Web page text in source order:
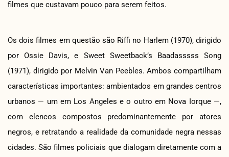
filmes que custavam pouco para serem feitos.
Os dois filmes em questão são Riffi no Harlem (1970), dirigido
por Ossie Davis, e Sweet Sweetback’s Baadasssss Song
(1971), dirigido por Melvin Van Peebles. Ambos compartilham
características importantes: ambientados em grandes centros
urbanos — um em Los Angeles e o outro em Nova Iorque —,
com elencos compostos predominantemente por atores
negros, e retratando a realidade da comunidade negra nessas
cidades. São filmes policiais que dialogam diretamente com a